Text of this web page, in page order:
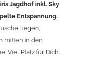
Jagdhof inkl. Sky
Entspannung.
mitten in den
Viel Platz für Dich.